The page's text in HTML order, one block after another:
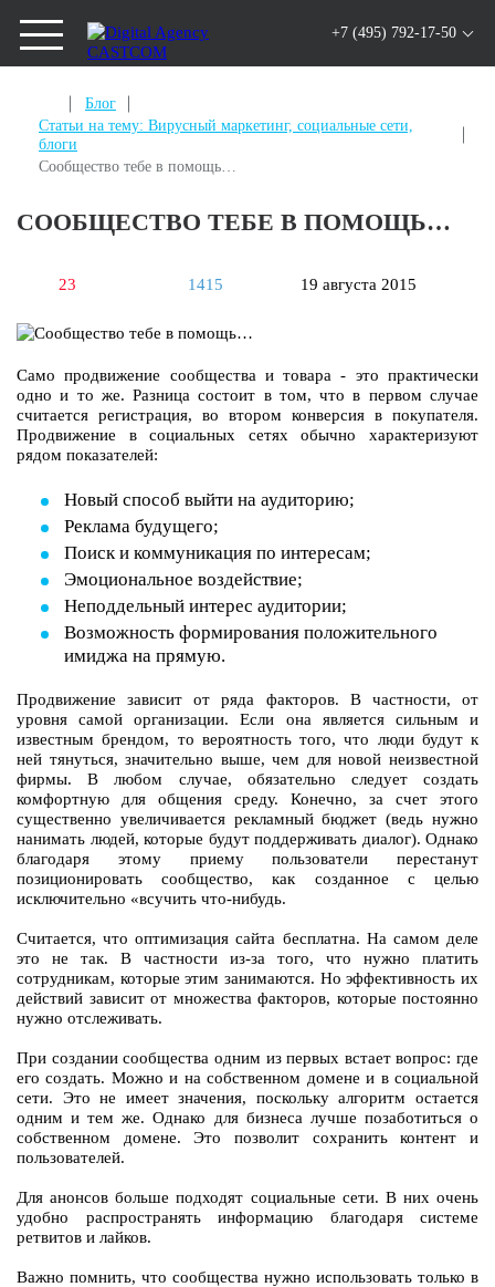
+7 (495) 792-17-50
Блог
Статьи на тему: Вирусный маркетинг, социальные сети,
блоги
Сообщество тебе в помощь…
СООБЩЕСТВО ТЕБЕ В ПОМОЩЬ…
23 1415 19 августа 2015
Само продвижение сообщества и товара - это практически
одно и то же. Разница состоит в том, что в первом случае
считается регистрация, во втором конверсия в покупателя.
Продвижение в социальных сетях обычно характеризуют
рядом показателей:
Новый способ выйти на аудиторию;
Реклама будущего;
Поиск и коммуникация по интересам;
Эмоциональное воздействие;
Неподдельный интерес аудитории;
Возможность формирования положительного
имиджа на прямую.
Продвижение зависит от ряда факторов. В частности, от
уровня самой организации. Если она является сильным и
известным брендом, то вероятность того, что люди будут к
ней тянуться, значительно выше, чем для новой неизвестной
фирмы. В любом случае, обязательно следует создать
комфортную для общения среду. Конечно, за счет этого
существенно увеличивается рекламный бюджет (ведь нужно
нанимать людей, которые будут поддерживать диалог). Однако
благодаря этому приему пользователи перестанут
позиционировать сообщество, как созданное с целью
исключительно «всучить что-нибудь.
Считается, что оптимизация сайта бесплатна. На самом деле
это не так. В частности из-за того, что нужно платить
сотрудникам, которые этим занимаются. Но эффективность их
действий зависит от множества факторов, которые постоянно
нужно отслеживать.
При создании сообщества одним из первых встает вопрос: где
его создать. Можно и на собственном домене и в социальной
сети. Это не имеет значения, поскольку алгоритм остается
одним и тем же. Однако для бизнеса лучше позаботиться о
собственном домене. Это позволит сохранить контент и
пользователей.
Для анонсов больше подходят социальные сети. В них очень
удобно распространять информацию благодаря системе
ретвитов и лайков.
Важно помнить, что сообщества нужно использовать только в